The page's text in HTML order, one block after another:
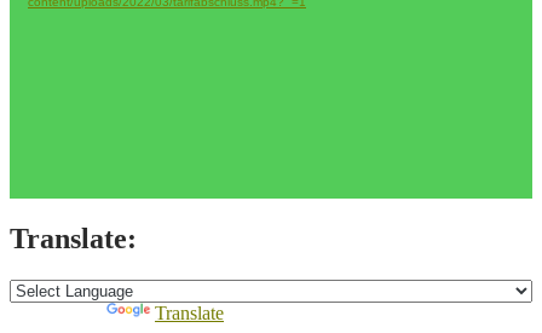
Translate:
Translate